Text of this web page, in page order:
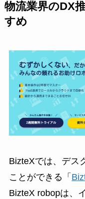
物流業界のDX
すめ
BizteXでは、デス
ことができる「
BizteX robopは、